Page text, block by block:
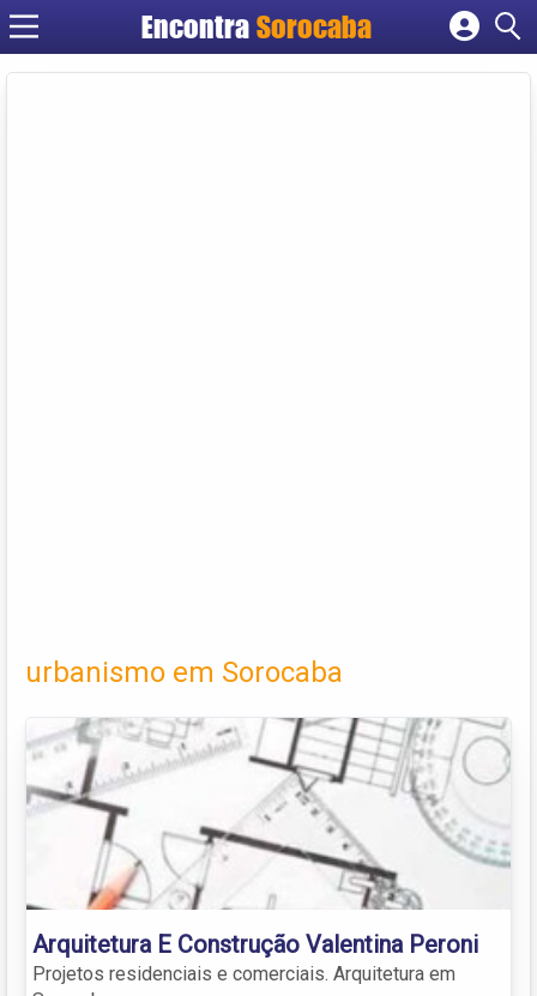
EncontraSorocaba
Cadastrar empresa
urbanismo em Sorocaba
Arquitetura E Construção Valentina Peroni
Projetos residenciais e comerciais. Arquitetura em